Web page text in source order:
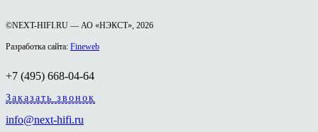
©NEXT-HIFI.RU — АО «НЭКСТ», 2026
Разработка сайта: Fineweb
+7 (495) 668-04-64
Заказать звонок
info@next-hifi.ru